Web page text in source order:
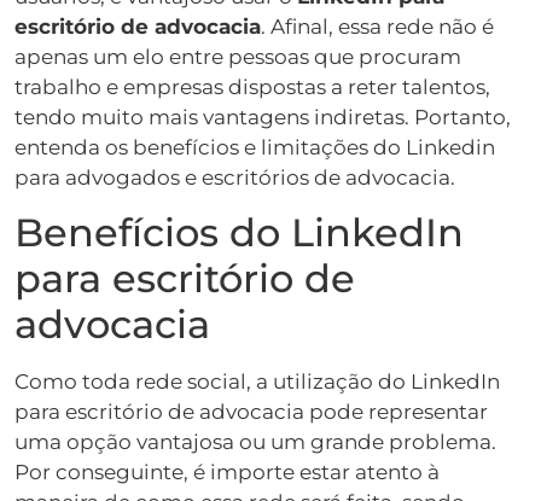
escritório de advocacia. Afinal, essa rede não é
apenas um elo entre pessoas que procuram
trabalho e empresas dispostas a reter talentos,
tendo muito mais vantagens indiretas. Portanto,
entenda os benefícios e limitações do Linkedin
para advogados e escritórios de advocacia.
Benefícios do LinkedIn
para escritório de
advocacia
Como toda rede social, a utilização do LinkedIn
para escritório de advocacia pode representar
uma opção vantajosa ou um grande problema.
Por conseguinte, é importe estar atento à